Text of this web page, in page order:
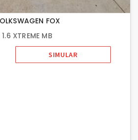
FOX
1.6 XTREME MB
SIMULAR